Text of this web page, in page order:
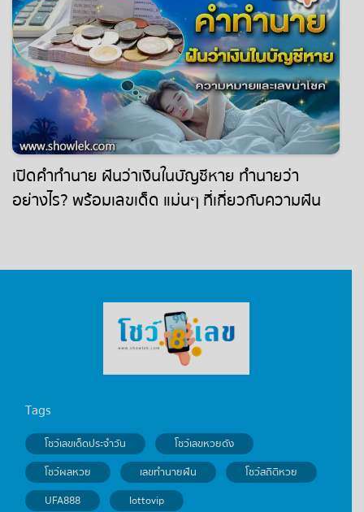
เปิดคำทำนาย ฝันว่าเงินในบัญชีหาย ทำนายว่า
อย่างไร? พร้อมเลขเด็ด แม่นๆ ที่เกี่ยวกับความฝัน
Tags
โชว์เลขเด็ดประจำวัน
โชว์เลขหวยดัง
โชว์ผลหวย
เลขทำนายฝัน
โชว์สถิติหวย
UFA888
lottovip